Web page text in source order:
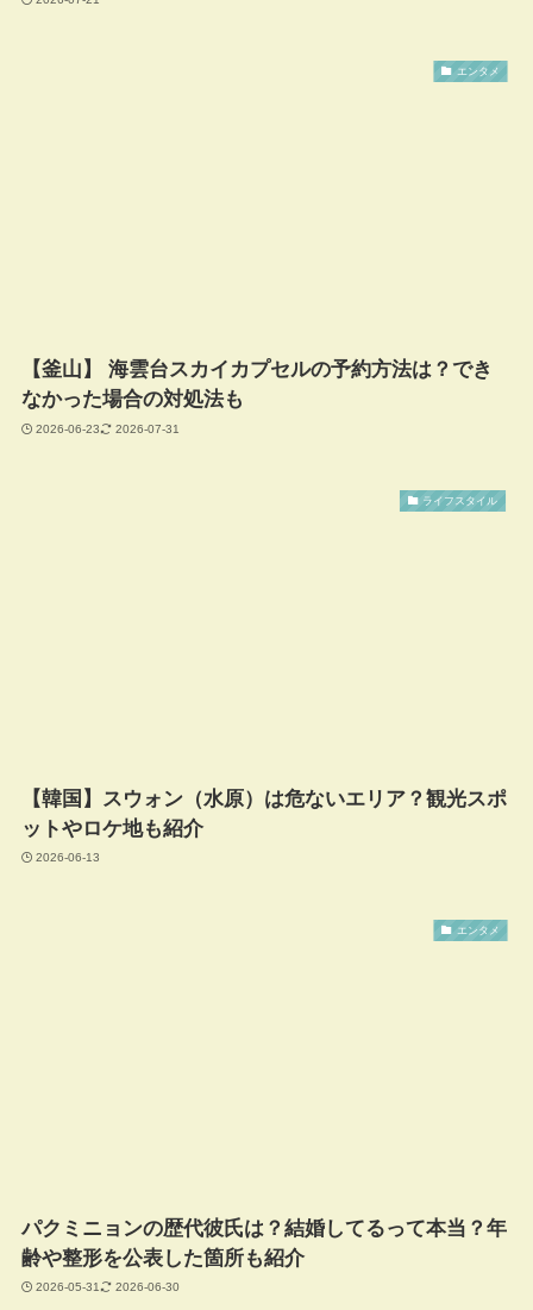
エンタメ
【釜山】 海雲台スカイカプセルの予約方法は？でき
なかった場合の対処法も
2026-06-23 2026-07-31
ライフスタイル
【韓国】スウォン（水原）は危ないエリア？観光スポ
ットやロケ地も紹介
2026-06-13
エンタメ
パクミニョンの歴代彼氏は？結婚してるって本当？年
齢や整形を公表した箇所も紹介
2026-05-31 2026-06-30